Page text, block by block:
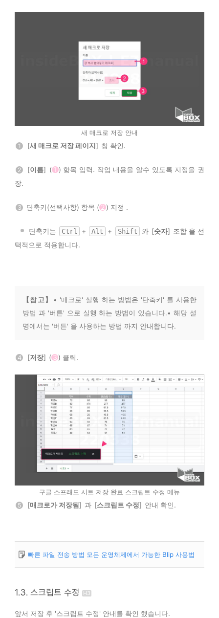
새 매크로 저장 안내
1 [새 매크로 저장 페이지] 창 확인.
2 [이름] ( 1 ) 항목 입력. 작업 내용을 알수 있도록 지정을 권
장.
3 단축키(선택사항) 항목 ( 2 ) 지정 .
단축키는 Ctrl + Alt + Shift 와 [숫자] 조합 을 선
택적으로 적용합니다.
【참 고】
• '매크로' 실행 하는 방법은 '단축키' 를 사용한
방법 과 '버튼' 으로 실행 하는 방법이 있습니다.• 해당 설
명에서는 '버튼' 을 사용하는 방법 까지 안내합니다.
4 [저장] ( 3 ) 클릭.
구글 스프래드 시트 저장 완료 스크립트 수정 메뉴
5 [매크로가 저장됨] 과 [스크립트 수정] 안내 확인.
빠른 파일 전송 방법 모든 운영체제에서 가능한 Blip 사용법
1.3. 스크립트 수정
앞서 저장 후 '스크립트 수정' 안내를 확인 했습니다.